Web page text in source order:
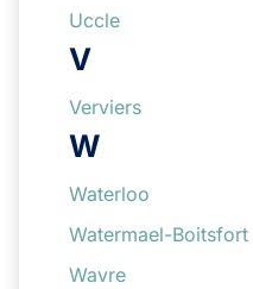
Uccle
V
Verviers
W
Waterloo
Watermael-Boitsfort
Wavre